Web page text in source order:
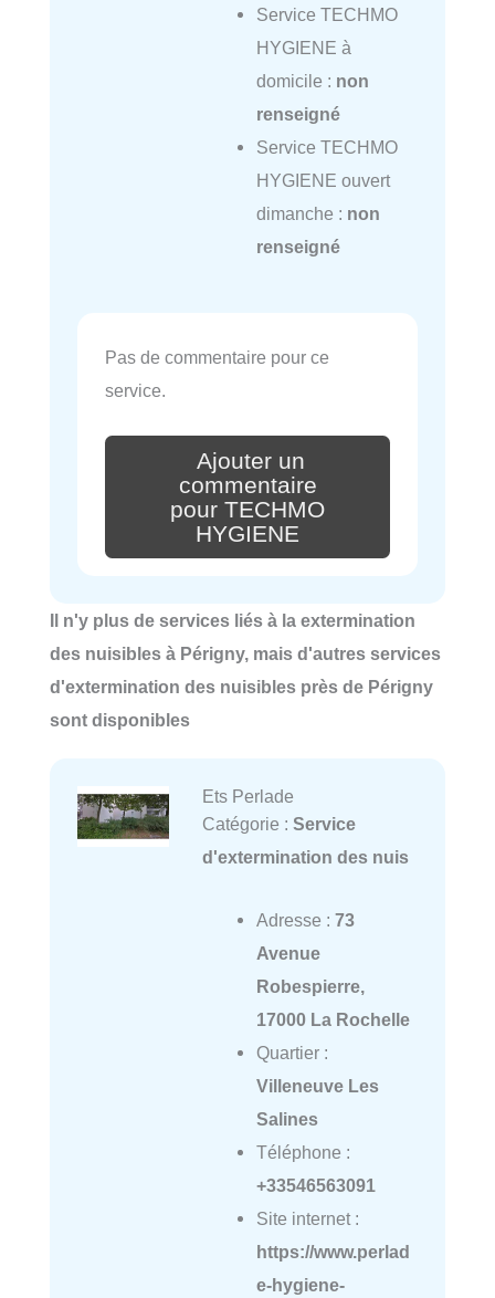
Service TECHMO
HYGIENE à
domicile : non
renseigné
Service TECHMO
HYGIENE ouvert
dimanche : non
renseigné
Pas de commentaire pour ce
service.
Ajouter un
commentaire
pour TECHMO
HYGIENE
Il n'y plus de services liés à la extermination
des nuisibles à Périgny, mais d'autres services
d'extermination des nuisibles près de Périgny
sont disponibles
Ets Perlade
Catégorie : Service
d'extermination des nuis
Adresse : 73
Avenue
Robespierre,
17000 La Rochelle
Quartier :
Villeneuve Les
Salines
Téléphone :
+33546563091
Site internet :
https://www.perlad
e-hygiene-